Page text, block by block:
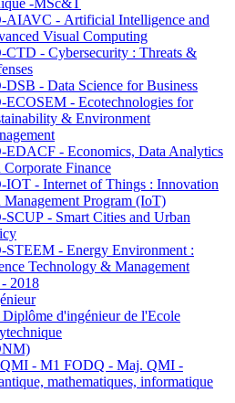
-MSc&T
AIAVC - Artificial Intelligence and
Visual Computing
CTD - Cybersecurity : Threats &
DSB - Data Science for Business
ECOSEM - Ecotechnologies for
& Environment
EDACF - Economics, Data Analytics
Corporate Finance
IOT - Internet of Things : Innovation
Management Program (IoT)
SCUP - Smart Cities and Urban
STEEM - Energy Environment :
Technology & Management
2018
d'ingénieur de l'Ecole
- M1 FODQ - Maj. QMI -
mathematiques, informatique